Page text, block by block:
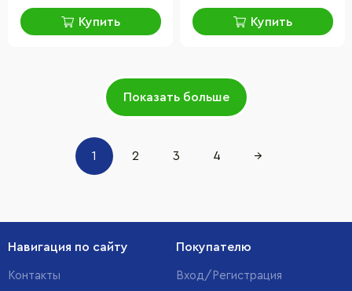
Купить Купить
Показать больше
1 2 3 4 →
Навигация по сайту
Контакты
Покупателю
Вход/Регистрация